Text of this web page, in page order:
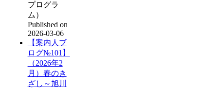
プログラ
ム）
Published on
2026-03-06
【案内人ブ
ログ№101】
（2026年2
月）春のき
ざし～旭川